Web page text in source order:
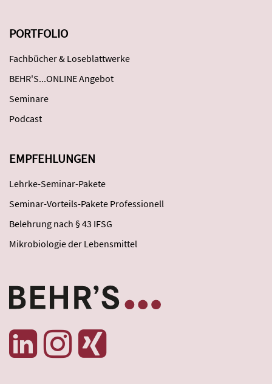
PORTFOLIO
Fachbücher & Loseblattwerke
BEHR'S...ONLINE Angebot
Seminare
Podcast
EMPFEHLUNGEN
Lehrke-Seminar-Pakete
Seminar-Vorteils-Pakete Professionell
Belehrung nach § 43 IFSG
Mikrobiologie der Lebensmittel